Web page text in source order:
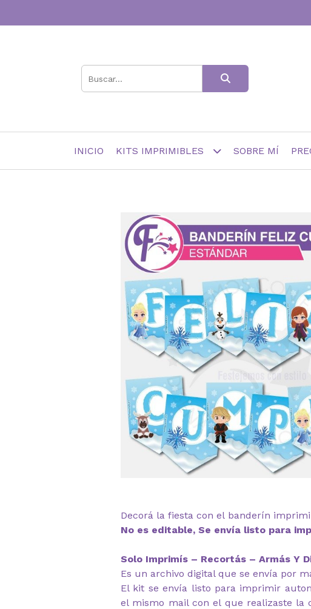
INICIO KITS IMPRIMIBLES SOBRE MÍ
Decorá la fiesta con el banderín
No es editable, Se envía listo para
Solo Imprimís – Recortás – Armás Y
Es un archivo digital que se envía por
El kit se envía listo para imprimir
el mismo mail con el que realizaste la